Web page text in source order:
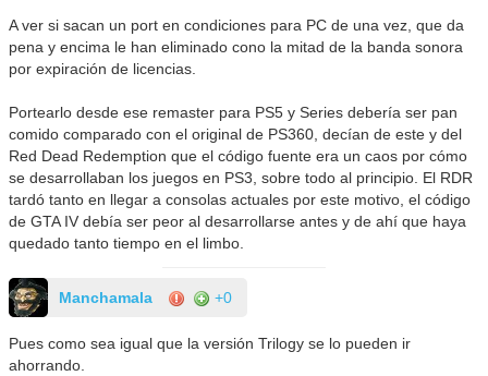
A ver si sacan un port en condiciones para PC de una vez, que da
pena y encima le han eliminado cono la mitad de la banda sonora
por expiración de licencias.
Portearlo desde ese remaster para PS5 y Series debería ser pan
comido comparado con el original de PS360, decían de este y del
Red Dead Redemption que el código fuente era un caos por cómo
se desarrollaban los juegos en PS3, sobre todo al principio. El RDR
tardó tanto en llegar a consolas actuales por este motivo, el código
de GTA IV debía ser peor al desarrollarse antes y de ahí que haya
quedado tanto tiempo en el limbo.
Manchamala +0
Pues como sea igual que la versión Trilogy se lo pueden ir
ahorrando.